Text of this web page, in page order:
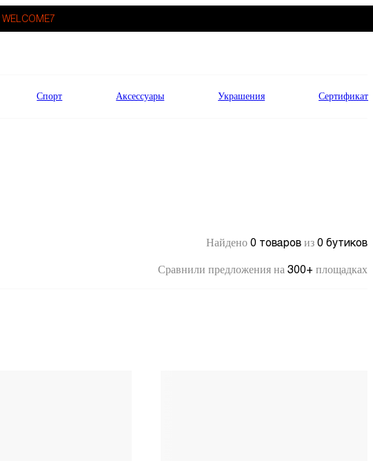
WELCOME7
Спорт Аксессуары Украшения Сертификат
Найдено 0 товаров из 0 бутиков
Сравнили предложения на 300+ площадках